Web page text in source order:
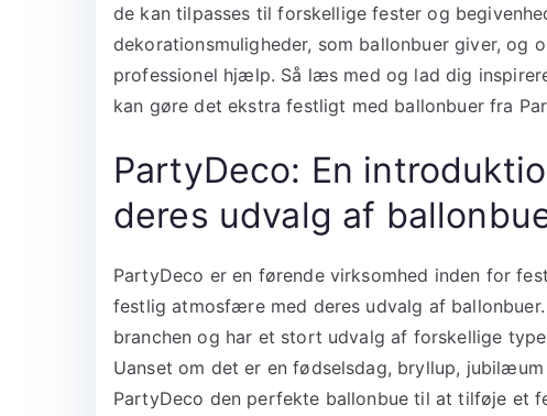
de kan tilpasses til forskellige fester og
dekorationsmuligheder, som ballonbuer giver, og
professionel hjælp. Så læs med og lad dig
kan gøre det ekstra festligt med ballonbuer fra
PartyDeco: En
deres udvalg af
PartyDeco er en førende virksomhed inden for
festlig atmosfære med deres udvalg af
branchen og har et stort udvalg af forskellige
Uanset om det er en fødselsdag, bryllup,
PartyDeco den perfekte ballonbue til at tilføje et